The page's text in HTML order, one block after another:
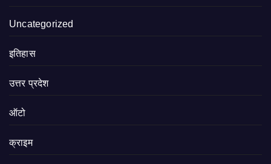
Uncategorized
इतिहास
उत्तर प्रदेश
ऑटो
क्राइम